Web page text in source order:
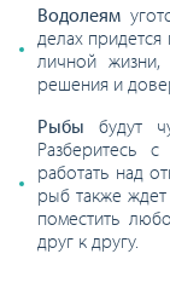
Водолеям
делах
личной
решения и
Рыбы будут
Разберитесь
работать над
рыб также
поместить
друг к другу.